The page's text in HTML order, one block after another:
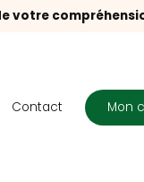
de votre
Contact Mon